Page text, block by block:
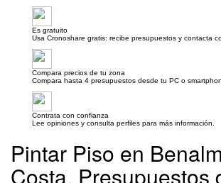
Es gratuito
Usa Cronoshare gratis: recibe presupuestos y contacta
Compara precios de tu zona
Compara hasta 4 presupuestos desde tu PC o
Contrata con confianza
Lee opiniones y consulta perfiles para más información.
Pintar Piso en
Costa. Presupuestos